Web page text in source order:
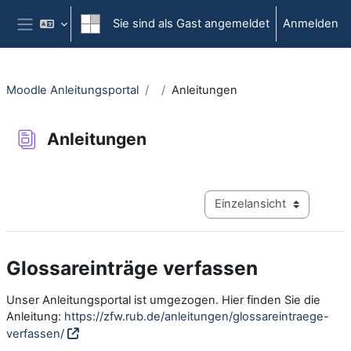
Zum Hauptinhalt
Website-Übersicht
Sie sind als Gast angemeldet Anmelden
Moodle Anleitungsportal Anleitungen
Anleitungen
Modus Tertiärnavigation
Glossareinträge verfassen
Unser Anleitungsportal ist umgezogen. Hier finden Sie die
Anleitung: https://zfw.rub.de/anleitungen/glossareintraege-
verfassen/